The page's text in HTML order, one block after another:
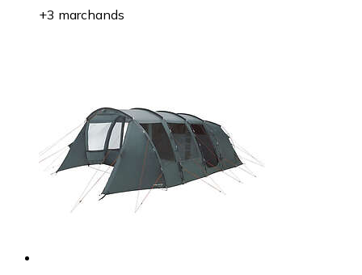
+3 marchands